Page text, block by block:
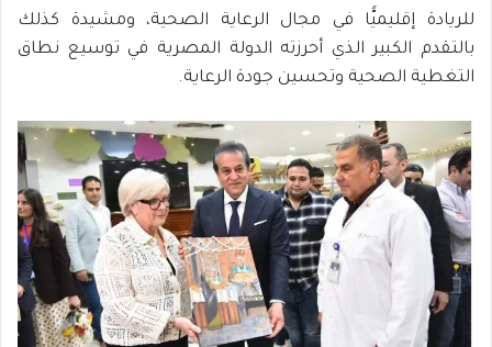
للريادة إقليميًّا في مجال الرعاية الصحية، ومشيدة كذلك
بالتقدم الكبير الذي أحرزته الدولة المصرية في توسيع نطاق
التغطية الصحية وتحسين جودة الرعاية.